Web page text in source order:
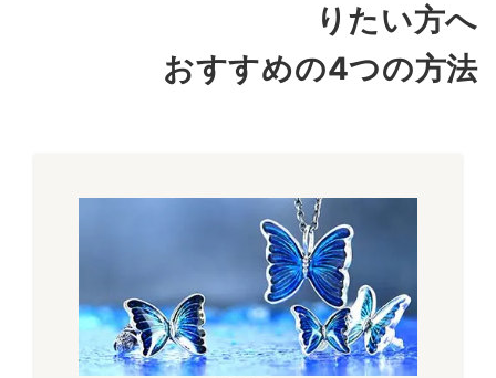
『the MORPHO』は世界で一番美しいとされる蝶をモチーフ
に指先で休息している姿を表現したお品物です。男女問わずに
高い評価を得ておりますので当店では高価買取を行なっており
～15,000円買取
りたい方へ
おすすめの4つの方法